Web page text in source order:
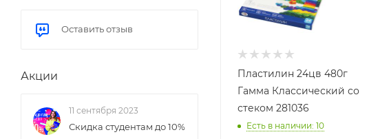
Пластилин 24цв 480г
Гамма Классический со
стеком 281036
Есть в наличии: 10
Оставить отзыв
Акции
11 сентября 2023
Скидка студентам до 10%